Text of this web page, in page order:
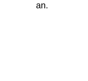
an.